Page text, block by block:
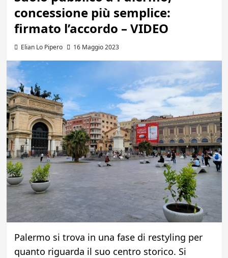
concessione più semplice:
firmato l’accordo – VIDEO
Elian Lo Pipero 16 Maggio 2023
Palermo si trova in una fase di restyling per
quanto riguarda il suo centro storico. Si